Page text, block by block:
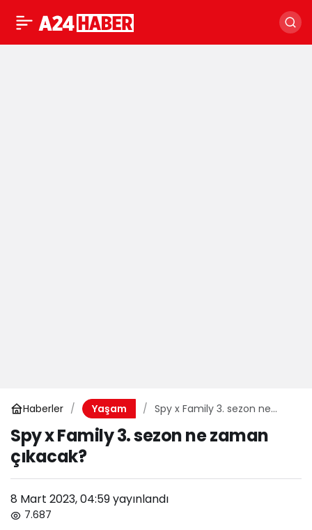
Haberler Yaşam
Spy x Family 3. sezon ne
Spy x Family 3. sezon ne zaman
çıkacak?
8 Mart 2023, 04:59yayınlandı
7.687